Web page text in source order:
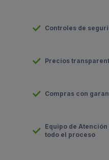
Controles de
Precios
Compras con
Equipo de
todo el proceso